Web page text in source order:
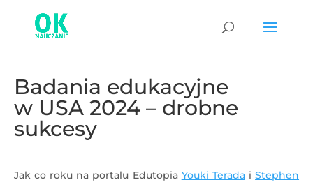
Badania edukacyjne
w USA 2024 – drobne
sukcesy
Jak co roku na portalu Edutopia Youki TeradaiStephen